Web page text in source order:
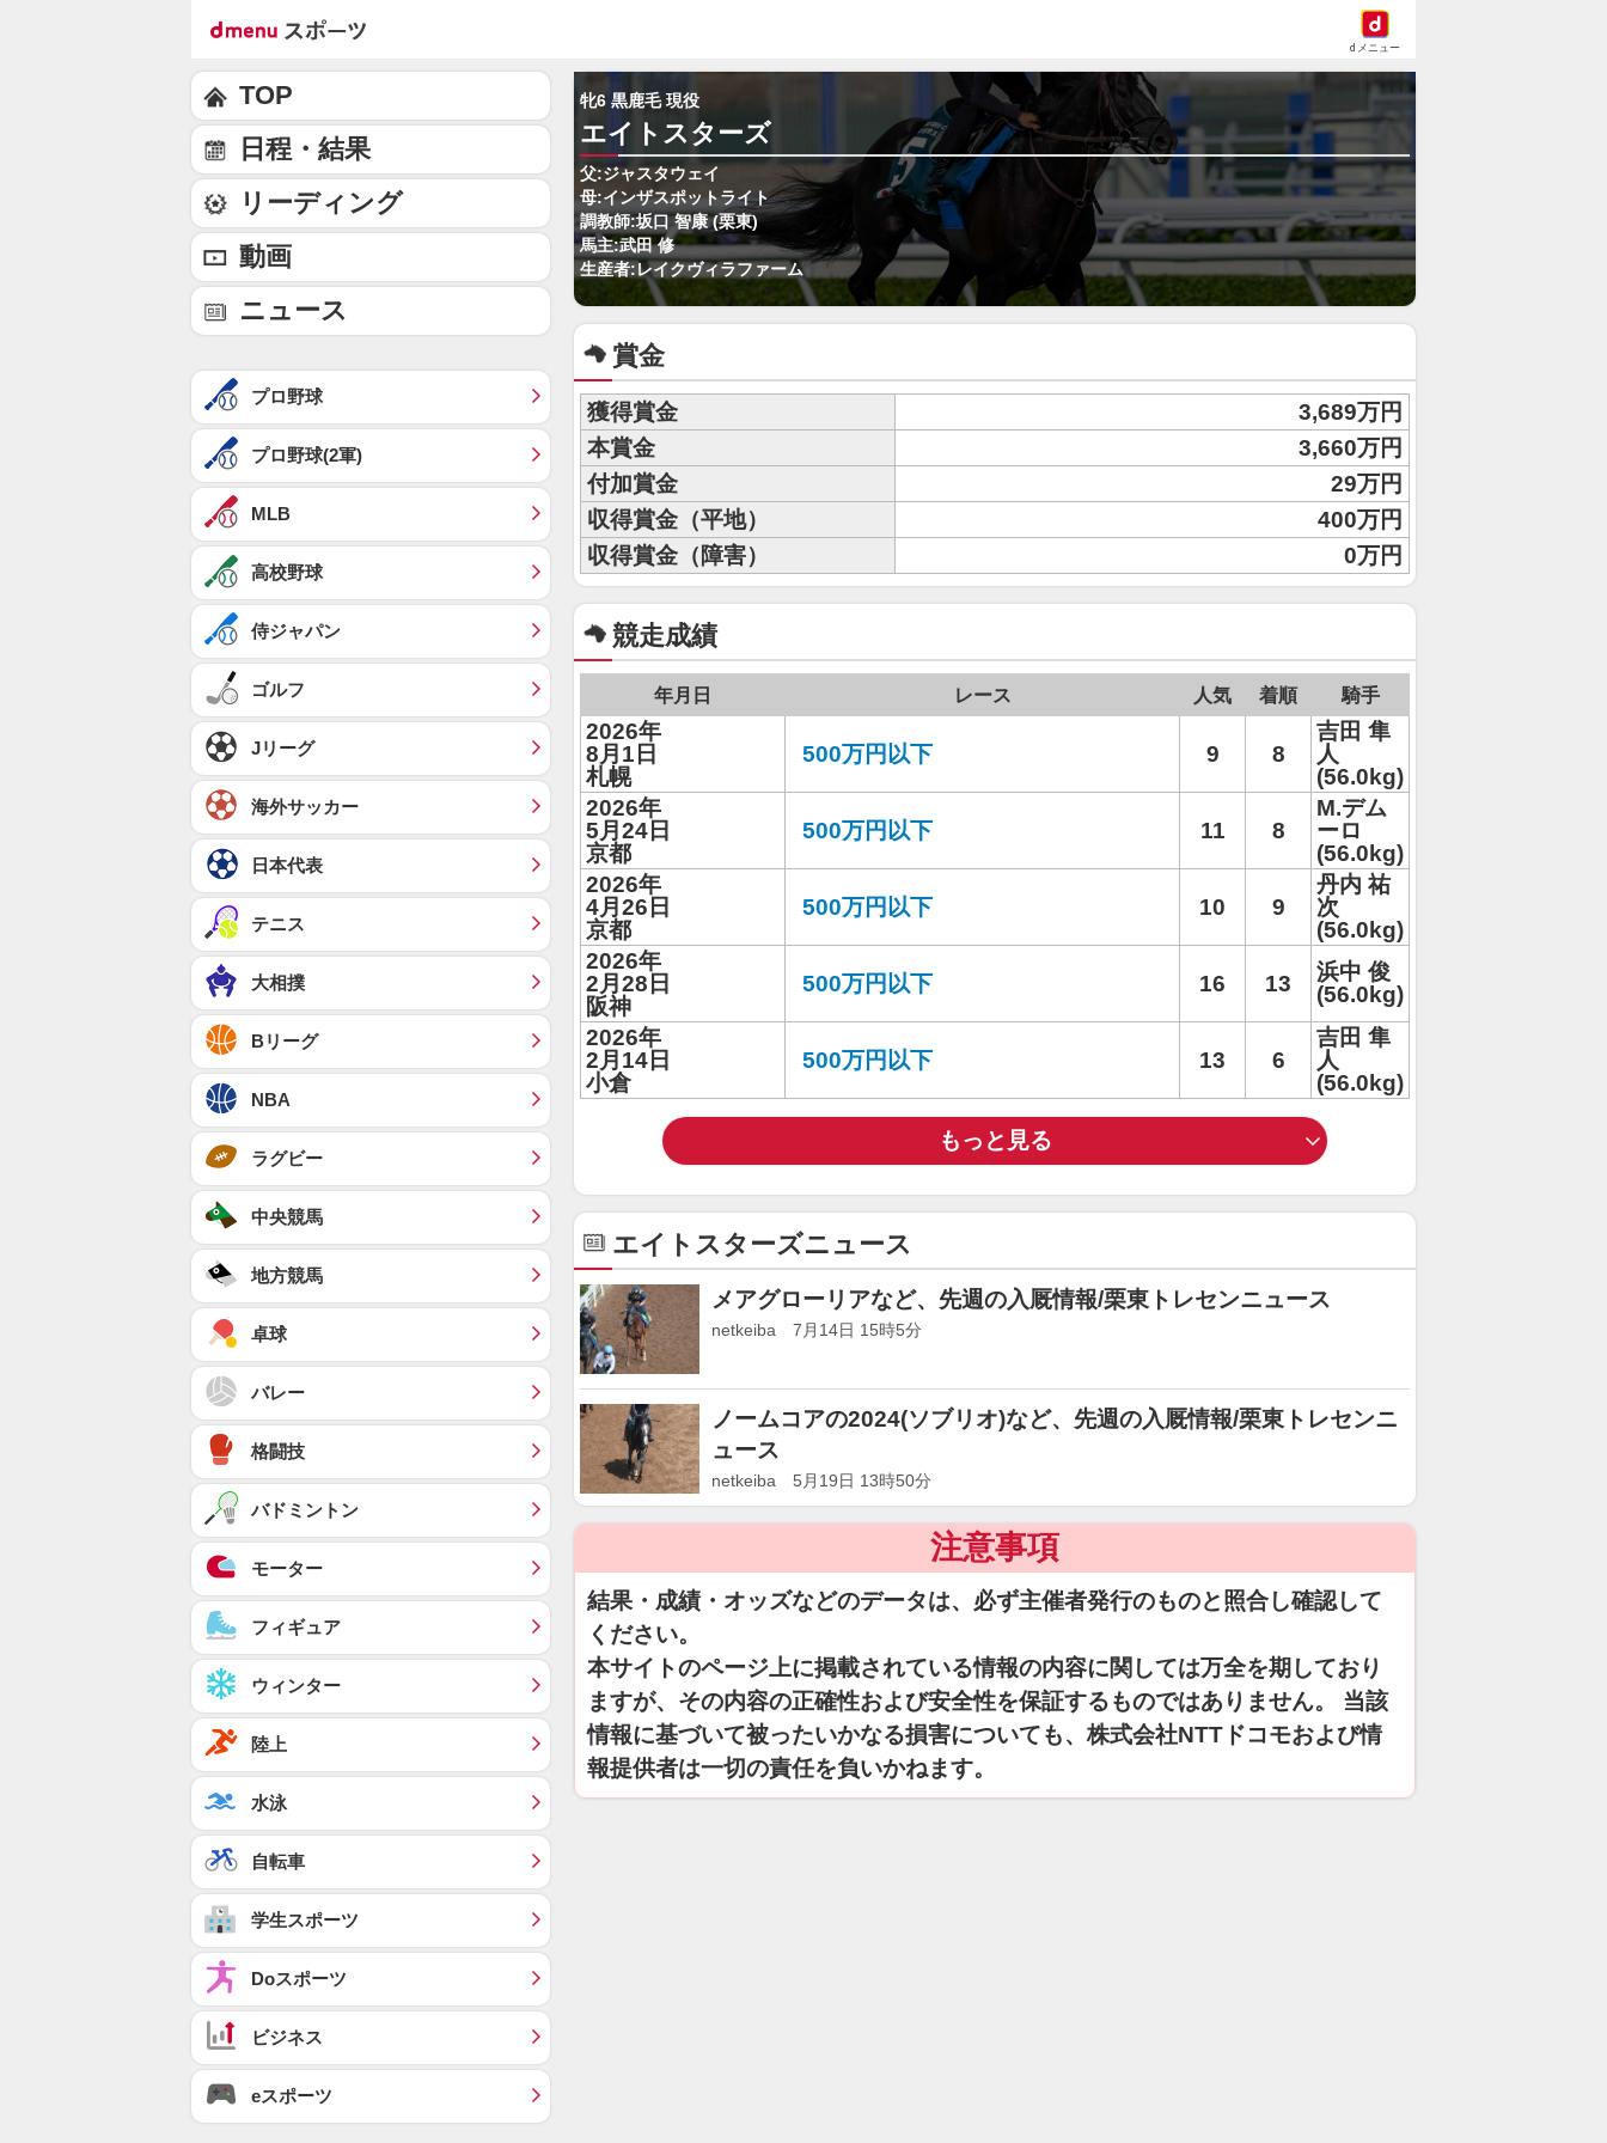
dメニュー
牝6 黒鹿毛 現役
エイトスターズ
父:ジャスタウェイ
母:インザスポットライト
調教師:坂口 智康 (栗東)
馬主:武田 修
生産者:レイクヴィラファーム
賞金
獲得賞金
3,689万円
本賞金
3,660万円
付加賞金
29万円
収得賞金（平地）
400万円
収得賞金（障害）
0万円
競走成績
年月日 レース 人気 着順 騎手
2026年
8月1日
札幌
500万円以下 9 8
吉田 隼
人
(56.0kg)
2026年
5月24日
京都
500万円以下 11 8
M.デム
ーロ
(56.0kg)
2026年
4月26日
京都
500万円以下 10 9
丹内 祐
次
(56.0kg)
2026年
2月28日
阪神
500万円以下 16 13
浜中 俊
(56.0kg)
2026年
2月14日
小倉
500万円以下 13 6
吉田 隼
人
(56.0kg)
もっと見る
エイトスターズニュース
メアグローリアなど、先週の入厩情報/栗東トレセンニュース
netkeiba 7月14日 15時5分
ノームコアの2024(ソブリオ)など、先週の入厩情報/栗東トレセンニ
ュース
netkeiba 5月19日 13時50分
注意事項
結果・成績・オッズなどのデータは、必ず主催者発行のものと照合し確認して
ください。
本サイトのページ上に掲載されている情報の内容に関しては万全を期しており
ますが、その内容の正確性および安全性を保証するものではありません。 当該
情報に基づいて被ったいかなる損害についても、株式会社NTTドコモおよび情
報提供者は一切の責任を負いかねます。
TOP
日程・結果
リーディング
動画
ニュース
プロ野球
プロ野球(2軍)
MLB
高校野球
侍ジャパン
ゴルフ
Jリーグ
海外サッカー
日本代表
テニス
大相撲
Bリーグ
NBA
ラグビー
中央競馬
地方競馬
卓球
バレー
格闘技
バドミントン
モーター
フィギュア
ウィンター
陸上
水泳
自転車
学生スポーツ
Doスポーツ
ビジネス
eスポーツ